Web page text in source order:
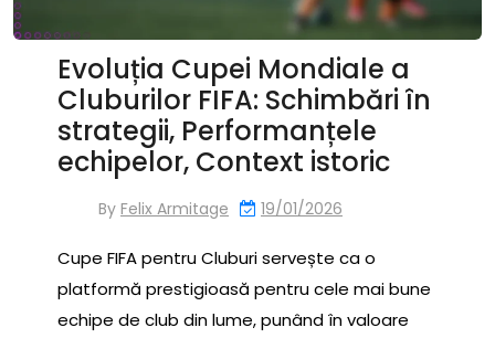
Evoluția Cupei Mondiale a
Cluburilor FIFA: Schimbări în
strategii, Performanțele
echipelor, Context istoric
By Felix Armitage 19/01/2026
Cupe FIFA pentru Cluburi servește ca o
platformă prestigioasă pentru cele mai bune
echipe de club din lume, punând în valoare